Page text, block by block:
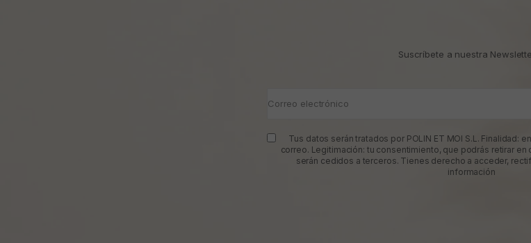
Suscríbete a nuestra
Correo electrónico
Tus datos serán tratados por POLIN ET MOI S.L. Finalidad:
correo. Legitimación: tu consentimiento, que podrás retirar
serán cedidos a terceros. Tienes derecho a acceder,
información